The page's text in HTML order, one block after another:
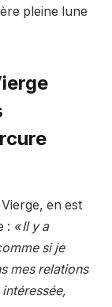
pleine lune
en est
: « Il y a
si je
mes relations